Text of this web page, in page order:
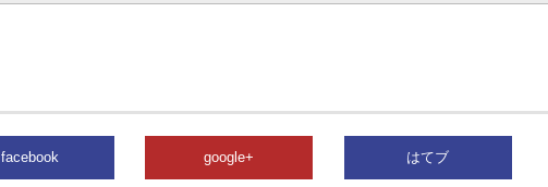
facebook google+ はてブ